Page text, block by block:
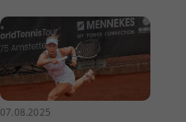
07.08.2025